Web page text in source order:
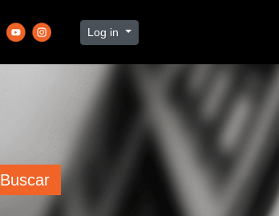
Log in
Buscar